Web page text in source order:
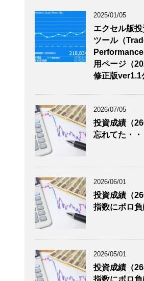
2025/01/05
エクセル版
ツール（
用ページ（
修正版ver1.1
2026/07/05
投資成績（
忘れてた・・
2026/06/01
投資成績（
指数にボロ
2026/05/01
投資成績（
指数にボロ負